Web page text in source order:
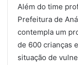
Além do time
Prefeitura de
contempla um
de 600 crianças
situação de